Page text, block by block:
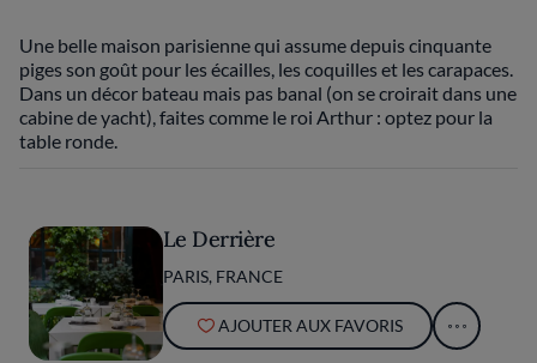
Une belle maison parisienne qui assume depuis cinquante
piges son goût pour les écailles, les coquilles et les carapaces.
Dans un décor bateau mais pas banal (on se croirait dans une
cabine de yacht), faites comme le roi Arthur : optez pour la
table ronde.
Le Derrière
PARIS, FRANCE
AJOUTER AUX FAVORIS